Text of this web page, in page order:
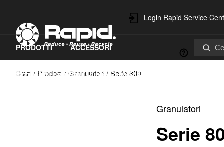
Login Rapid Service
Contatti
PRODOTTI ACCESSORI
EFFICIENTI SISTEMI DI RICICLAGGIO
Start/ Prodotti /Granulatori/ Serie 800
Granulatori
Serie